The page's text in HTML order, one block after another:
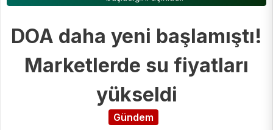
DOA daha yeni başlamıştı!
Marketlerde su fiyatları
yükseldi
Gündem